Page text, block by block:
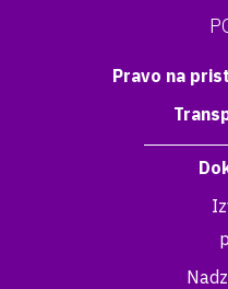
Pravo na